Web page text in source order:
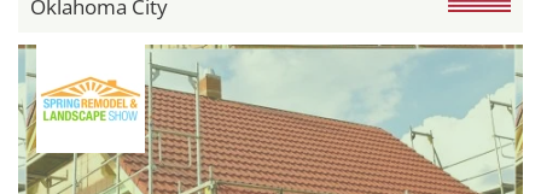
Oklahoma City